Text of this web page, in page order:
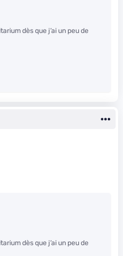
dès que j’ai un peu de
dès que j’ai un peu de